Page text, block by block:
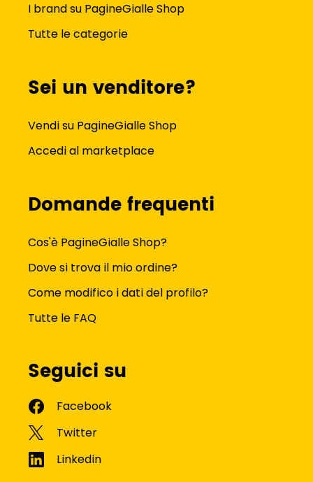
I brand su PagineGialle Shop
Tutte le categorie
Sei un venditore?
Vendi su PagineGialle Shop
Accedi al marketplace
Domande frequenti
Cos'è PagineGialle Shop?
Dove si trova il mio ordine?
Come modifico i dati del profilo?
Tutte le FAQ
Seguici su